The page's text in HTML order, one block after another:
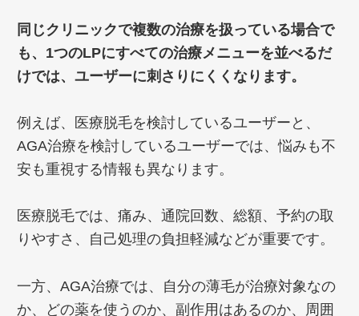
同じクリニックで複数の治療を扱っている場合で
も、1つのLPにすべての治療メニューを並べるだ
けでは、ユーザーに刺さりにくくなります。
例えば、医療脱毛を検討しているユーザーと、
AGA治療を検討しているユーザーでは、悩みも不
安も重視する情報も異なります。
医療脱毛では、痛み、通院回数、総額、予約の取
りやすさ、自己処理の負担軽減などが重要です。
一方、AGA治療では、自分の薄毛が治療対象なの
か、どの薬を使うのか、副作用はあるのか、周囲